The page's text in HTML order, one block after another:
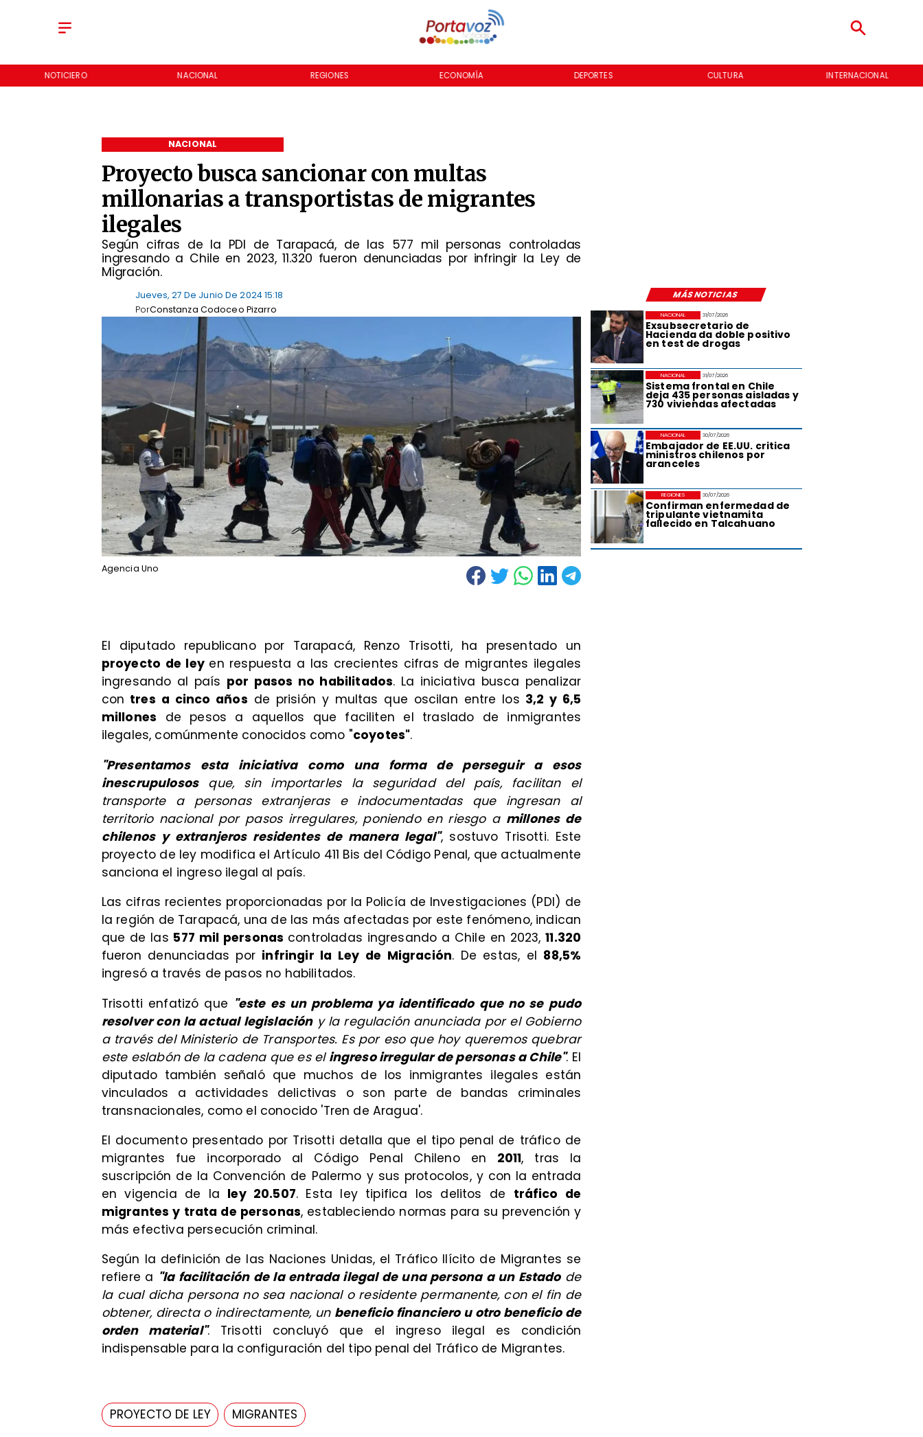
NOTICIERO NACIONAL REGIONES ECONOMÍA DEPORTES CULTURA INTERNACIONAL
Proyecto busca sancionar con multas
millonarias a transportistas de migrantes
ilegales
Según cifras de la PDI de Tarapacá, de las 577 mil personas controladas
ingresando a Chile en 2023, 11.320 fueron denunciadas por infringir la Ley de
Migración.
NACIONAL
MÁS NOTICIAS
Jueves, 27 De Junio De 2024 15:18
Constanza Codoceo Pizarro
Por
Agencia Uno
31/07/2026
Exsubsecretario de
Hacienda da doble positivo
en test de drogas
NACIONAL
31/07/2026
Sistema frontal en Chile
deja 435 personas aisladas y
730 viviendas afectadas
NACIONAL
30/07/2026
Embajador de EE.UU. critica
ministros chilenos por
aranceles
NACIONAL
30/07/2026
Confirman enfermedad de
tripulante vietnamita
fallecido en Talcahuano
REGIONES
El diputado republicano por Tarapacá, Renzo Trisotti, ha presentado un
proyecto de ley en respuesta a las crecientes cifras de migrantes ilegales
ingresando al país por pasos no habilitados. La iniciativa busca penalizar
con tres a cinco años de prisión y multas que oscilan entre los 3,2 y 6,5
millones de pesos a aquellos que faciliten el traslado de inmigrantes
ilegales, comúnmente conocidos como "coyotes".
"Presentamos esta iniciativa como una forma de perseguir a esos
inescrupulososque, sin importarles la seguridad del país, facilitan el
transporte a personas extranjeras e indocumentadas que ingresan al
territorio nacional por pasos irregulares, poniendo en riesgo a millones de
chilenos y extranjeros residentes de manera legal", sostuvo Trisotti. Este
proyecto de ley modifica el Artículo 411 Bis del Código Penal, que actualmente
sanciona el ingreso ilegal al país.
Las cifras recientes proporcionadas por la Policía de Investigaciones (PDI) de
la región de Tarapacá, una de las más afectadas por este fenómeno, indican
que de las 577 mil personas controladas ingresando a Chile en 2023,11.320
fueron denunciadas por infringir la Ley de Migración. De estas, el 88,5%
ingresó a través de pasos no habilitados.
Trisotti enfatizó que "este es un problema ya identificado que no se pudo
resolver con la actual legislacióny la regulación anunciada por el Gobierno
a través del Ministerio de Transportes. Es por eso que hoy queremos quebrar
este eslabón de la cadena que es el ingreso irregular de personas a Chile". El
diputado también señaló que muchos de los inmigrantes ilegales están
vinculados a actividades delictivas o son parte de bandas criminales
transnacionales, como el conocido 'Tren de Aragua'.
El documento presentado por Trisotti detalla que el tipo penal de tráfico de
migrantes fue incorporado al Código Penal Chileno en 2011, tras la
suscripción de la Convención de Palermo y sus protocolos, y con la entrada
en vigencia de la ley 20.507. Esta ley tipifica los delitos de tráfico de
migrantes y trata de personas, estableciendo normas para su prevención y
más efectiva persecución criminal.
Según la definición de las Naciones Unidas, el Tráfico Ilícito de Migrantes se
refiere a "la facilitación de la entrada ilegal de una persona a un Estadode
la cual dicha persona no sea nacional o residente permanente, con el fin de
obtener, directa o indirectamente, un beneficio financiero u otro beneficio de
orden material". Trisotti concluyó que el ingreso ilegal es condición
indispensable para la configuración del tipo penal del Tráfico de Migrantes.
PROYECTO DE LEY MIGRANTES